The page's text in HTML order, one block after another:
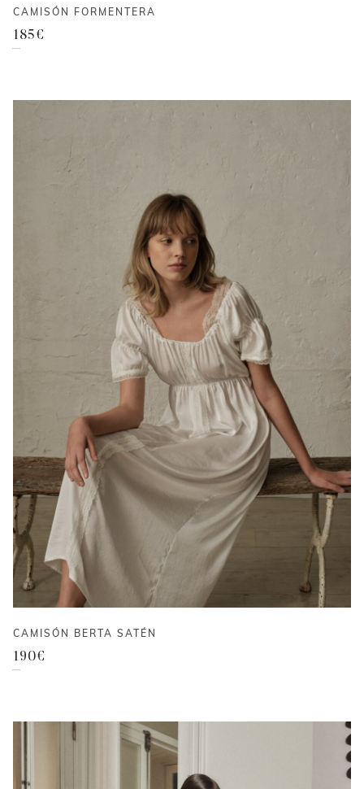
CAMISÓN FORMENTERA
185€
CAMISÓN BERTA SATÉN
190€